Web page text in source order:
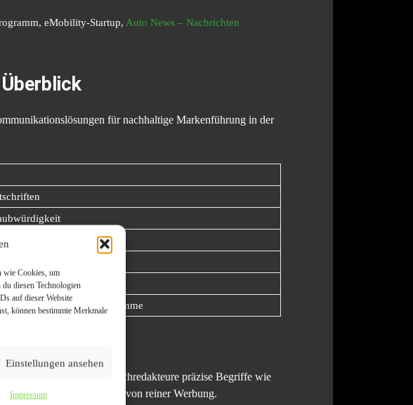
wie Cookies, um
diesen Technologien
auf dieser Website
können bestimmte Merkmale
Einstellungen ansehen
Impressum
eMobility-Startup, Auto News – Nachrichten
für nachhaltige Markenführung in der
Tiefgang
BAFA, Bundesprogramme
spricht, erwarten Fachredakteure präzise Begriffe wie
sich PR mit Expertise von reiner Werbung.